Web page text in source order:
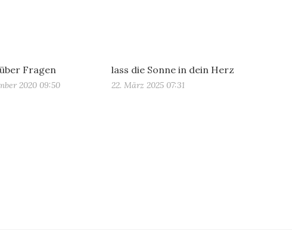
Fragen
2020 09:50
lass die Sonne in dein Herz
22. März 2025 07:31